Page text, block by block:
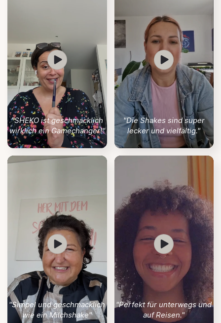
"SHEKO ist geschmacklich
wirklich ein Gamechanger!"
"Die Shakes sind super
lecker und vielfältig."
"Simpel und geschmacklich
wie ein Milchshake"
"Perfekt für unterwegs und
auf Reisen."